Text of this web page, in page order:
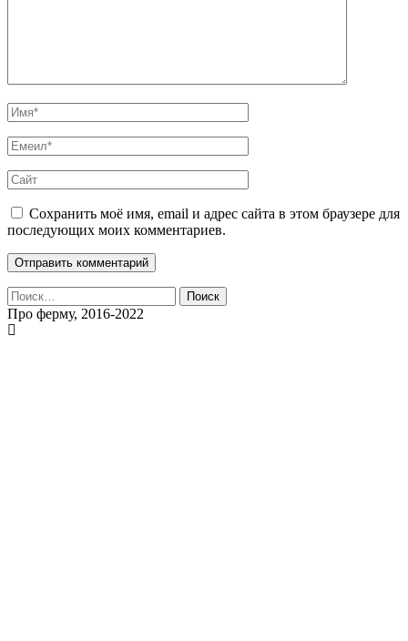
Сохранить моё имя, email и адрес сайта в этом браузере для
последующих моих комментариев.
Найти:
Про ферму, 2016-2022